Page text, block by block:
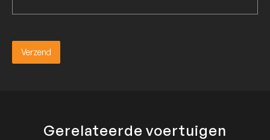
Verzend
Verzend
Gerelateerde voertuigen